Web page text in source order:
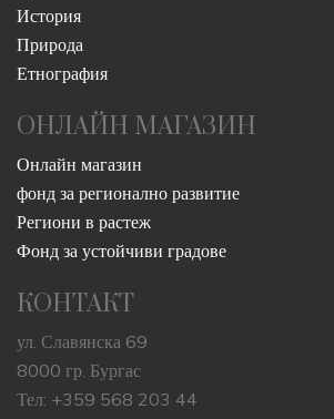
История
Природа
Етнография
ОНЛАЙН МАГАЗИН
Онлайн магазин
фонд за регионално развитие
Региони в растеж
Фонд за устойчиви градове
КОНТАКТ
ул. Славянска 69
8000 гр. Бургас
Тел: +359 568 203 44